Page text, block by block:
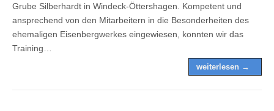
Grube Silberhardt in Windeck-Öttershagen. Kompetent und
ansprechend von den Mitarbeitern in die Besonderheiten des
ehemaligen Eisenbergwerkes eingewiesen, konnten wir das
Training…
weiterlesen →